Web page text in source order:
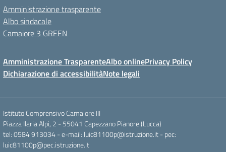
Amministrazione trasparente
Albo sindacale
Camaiore 3 GREEN
Amministrazione TrasparenteAlbo onlinePrivacy Policy
Dichiarazione di accessibilitàNote legali
Istituto Comprensivo Camaiore III
Piazza Ilaria Alpi, 2 - 55041 Capezzano Pianore (Lucca)
tel: 0584 913034 - e-mail: luic81100p@istruzione.it - pec:
luic81100p@pec.istruzione.it